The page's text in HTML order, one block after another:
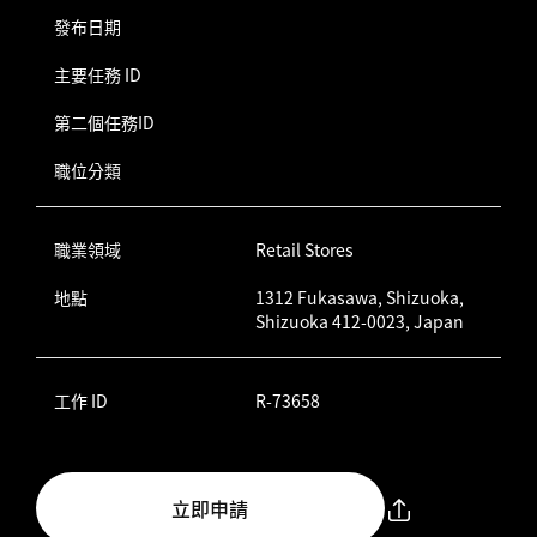
發布日期
主要任務 ID
第二個任務ID
職位分類
職業領域
Retail Stores
地點
1312 Fukasawa, Shizuoka,
Shizuoka 412-0023, Japan
工作 ID R-73658
立即申請